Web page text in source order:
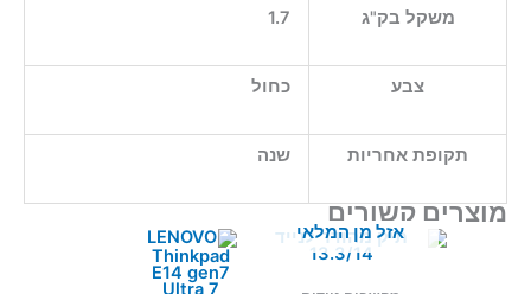
משקל בק"ג 1.7
צבע כחול
תקופת אחריות שנה
מוצרים קשורים
אזל מן המלאי